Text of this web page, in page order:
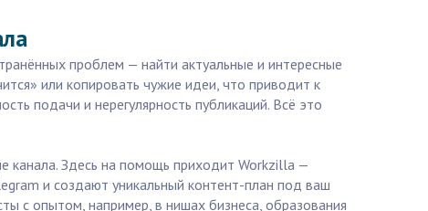
проблем — найти актуальные и интересные
или копировать чужие идеи, что приводит к
подачи и нерегулярность публикаций. Всё это
канала. Здесь на помощь приходит Workzilla —
и создают уникальный контент-план под ваш
с опытом, например, в нишах бизнеса, образования